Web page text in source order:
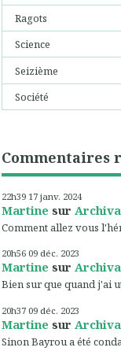
Ragots
Science
Seizième
Société
Commentaires
22h39 17 janv. 2024
Martine sur
Comment allez vous
20h56 09 déc. 2023
Martine sur
Bien sur que quand j'ai
20h37 09 déc. 2023
Martine sur
Sinon Bayrou a été